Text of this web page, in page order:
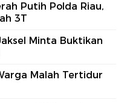
Putih Polda Riau,
3T
Minta Buktikan
Malah Tertidur